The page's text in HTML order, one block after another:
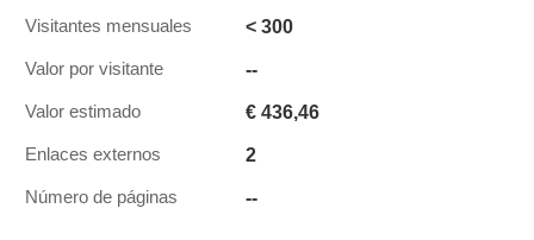
Visitantes mensuales < 300
Valor por visitante --
Valor estimado € 436,46
Enlaces externos 2
Número de páginas --